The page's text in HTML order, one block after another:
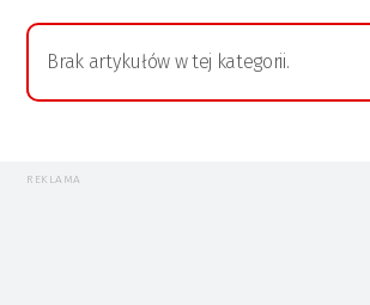
Brak artykułów w tej kategorii.
REKLAMA